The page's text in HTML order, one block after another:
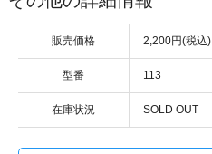
販売価格 2,200円(税込)
型番 113
在庫状況 SOLD OUT